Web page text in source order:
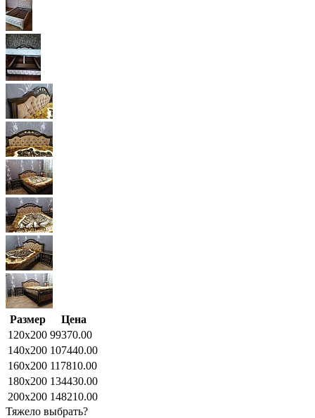
Размер
Цена
120x200 99370.00
140x200 107440.00
160x200 117810.00
180x200 134430.00
200x200 148210.00
Тяжело выбрать?